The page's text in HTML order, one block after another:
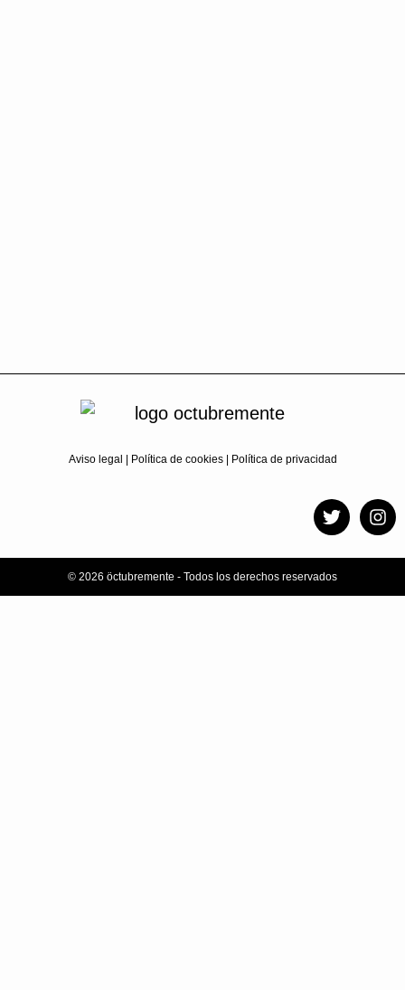
Aviso legal Política de cookies| Política de privacidad
© 2026 öctubremente - Todos los derechos reservados